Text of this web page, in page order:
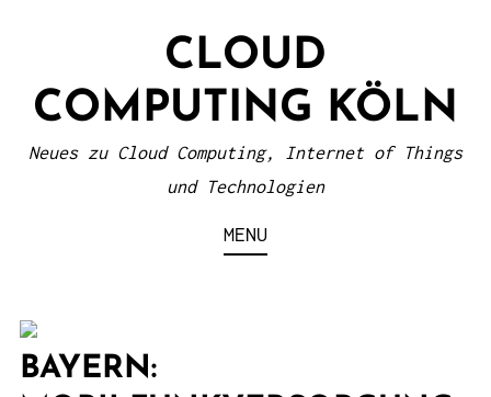
CLOUD
COMPUTING KÖLN
Neues zu Cloud Computing, Internet of Things
und Technologien
MENU
BAYERN: